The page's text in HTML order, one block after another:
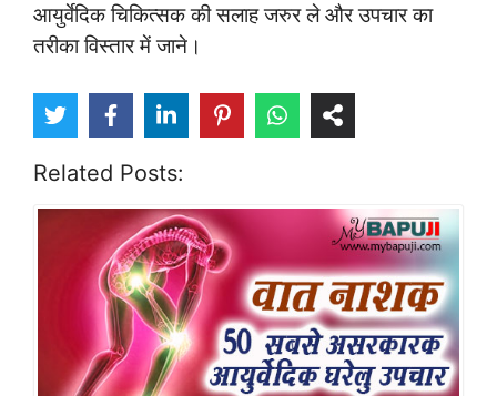
आयुर्वेदिक चिकित्सक की सलाह जरुर ले और उपचार का
तरीका विस्तार में जाने।
Related Posts: